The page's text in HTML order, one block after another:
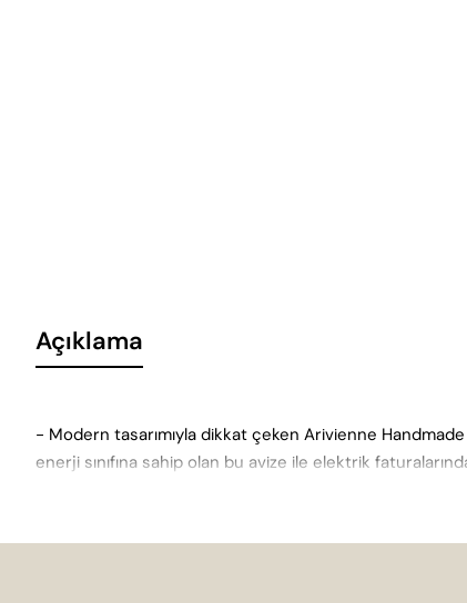
Açıklama
- Modern tasarımıyla dikkat çeken Arivienne
enerji sınıfına sahip olan bu avize ile elektrik